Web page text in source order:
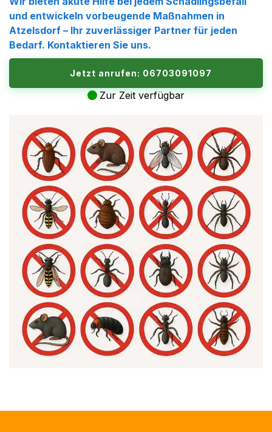
und entwickeln vorbeugende Maßnahmen in
Atzelsdorf – Ihr zuverlässiger Partner für jeden
Bedarf. Kontaktieren Sie uns.
Jetzt anrufen: 06703091097
Zur Zeit verfügbar